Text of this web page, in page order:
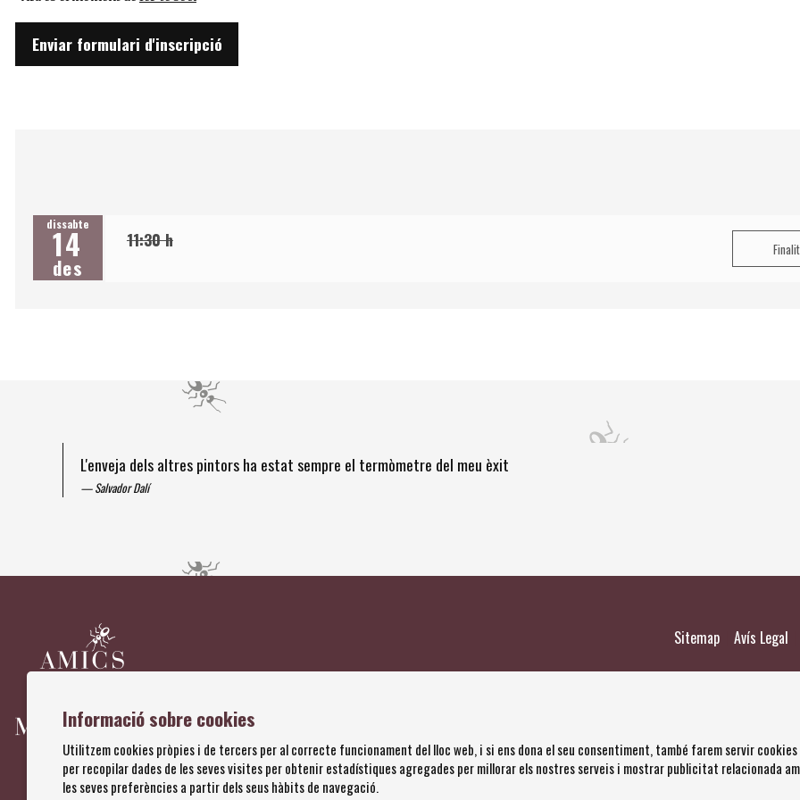
Enviar formulari d'inscripció
dissabte
14
des
11:30 h
L'enveja dels altres pintors ha estat sempre el termòmetre del meu èxit
Salvador Dalí
Sitemap Avís Legal
Informació sobre cookies
Utilitzem cookies pròpies i de tercers per al correcte funcionament del lloc web, i si ens dona el seu consentiment, també farem servir cookies
per recopilar dades de les seves visites per obtenir estadístiques agregades per millorar els nostres serveis i mostrar publicitat relacionada
les seves preferències a partir dels seus hàbits de navegació.